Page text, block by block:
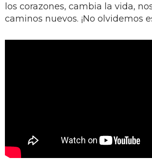
los corazones, cambia la vida,
caminos nuevos. ¡No olvidemos